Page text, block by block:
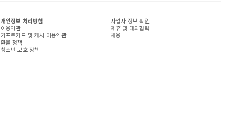
개인정보 처리방침
이용약관
기프트카드 및 캐시 이용약관
환불 정책
청소년 보호 정책
사업자 정보 확인
제휴 및 대외협력
채용